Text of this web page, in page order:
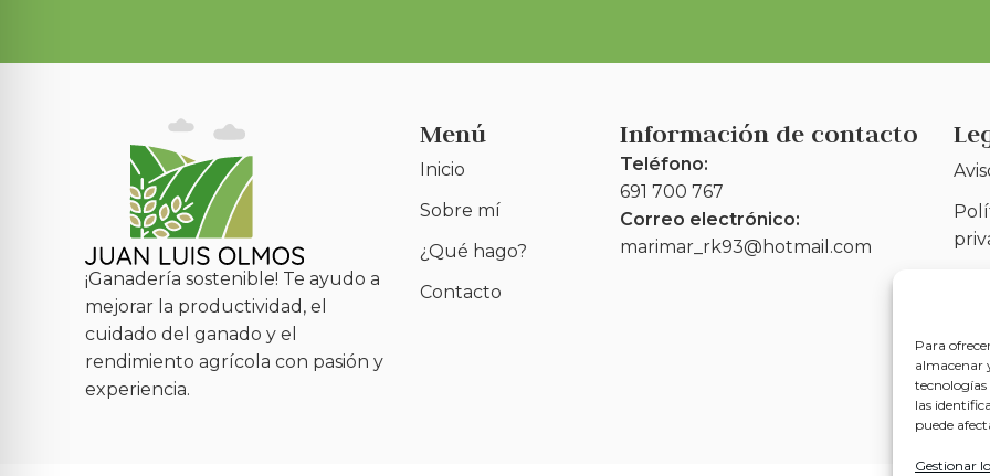
Para
almacenar
las
puede
Gestionar
¡Ganadería sostenible! Te ayudo a
mejorar la productividad, el
cuidado del ganado y el
rendimiento agrícola con pasión y
experiencia.
Menú
Inicio
Sobre mí
¿Qué hago?
Contacto
Información de contacto
Teléfono:
691 700 767
Correo electrónico:
marimar_rk93@hotmail.com